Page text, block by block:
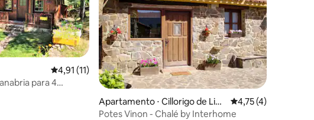
311 avaliações
4,91 de uma avaliação média de 5, 11 avaliações
4,91 (11)
para 4
Apartamento ⋅ Cillorigo de Liéb
ana.
4,75 de uma
4,75 (4)
Potes Vinon - Chalé by Interhome